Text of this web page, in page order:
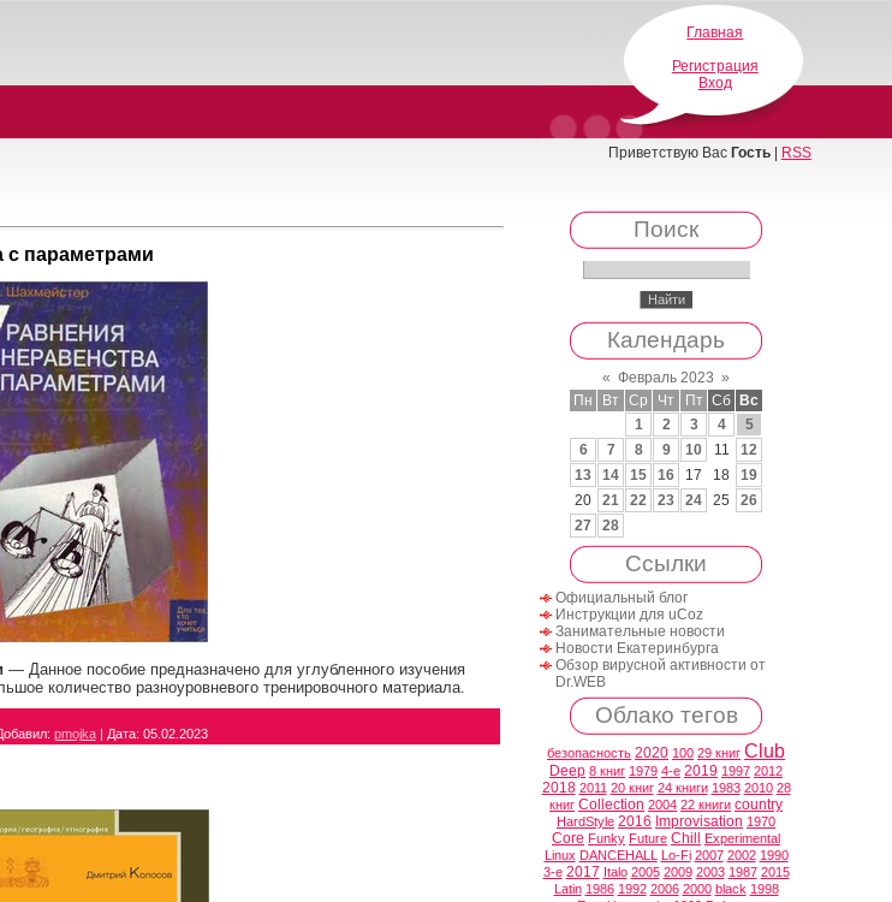
Главная
Регистрация
Вход
Приветствую Вас Гость| RSS
с параметрами
— Данное пособие предназначено для углубленного изучения
количество разноуровневого тренировочного материала.
pmojka | Дата: 05.02.2023
Поиск
Календарь
« Февраль 2023 »
Пн
Вт Ср Чт Пт Сб
Вс
1
2 3 4
5
6
7 8 9 10 11
12
13
14 15 16 17 18
19
20
21 22 23 24 25
26
27
28
Ссылки
Официальный блог
Инструкции для uCoz
Занимательные новости
Новости Екатеринбурга
Обзор вирусной активности от
Dr.WEB
Облако тегов
безопасность 2020 100 29 книг Club
Deep 8 книг 1979 4-е 2019 1997 2012
2018 2011 20 книг 24 книги 1983 2010 28
книг Collection 2004 22 книги country
HardStyle 2016 Improvisation 1970
Core Funky Future Chill
Experimental
Linux DANCEHALL Lo-Fi 2007 2002 1990
3-е 2017 Italo 2005 2009 2003 1987 2015
Latin 1986 1992 2006 2000 black 1998